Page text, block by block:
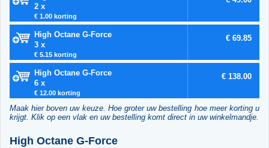
2 x
€ 1.00 korting
High Octane G-Force
3 x
€ 5.15 korting
€ 69.85
High Octane G-Force
6 x
€ 12.00 korting
€ 138.00
Maak hier boven uw keuze. Hoe groter uw bestelling hoe meer korting u
krijgt. Klik op een vlak en uw bestelling komt direct in uw winkelmandje.
High Octane G-Force